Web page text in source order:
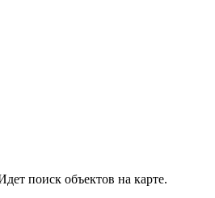
поиск объектов на карте.